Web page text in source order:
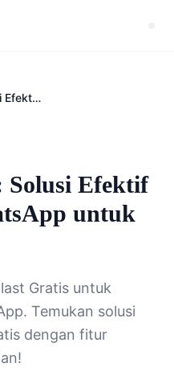
WA Blast Gratis: Solusi Efektif Promosi via WhatsApp untuk UMKM
Solusi Efektif
untuk
Gratis untuk
Temukan solusi
dengan fitur